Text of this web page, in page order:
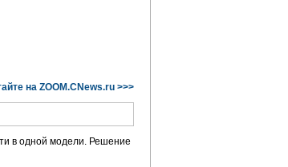
на ZOOM.CNews.ru >>>
в одной модели. Решение